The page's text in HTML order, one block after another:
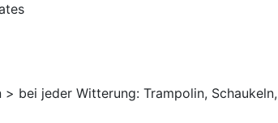
bei jeder Witterung: Trampolin,